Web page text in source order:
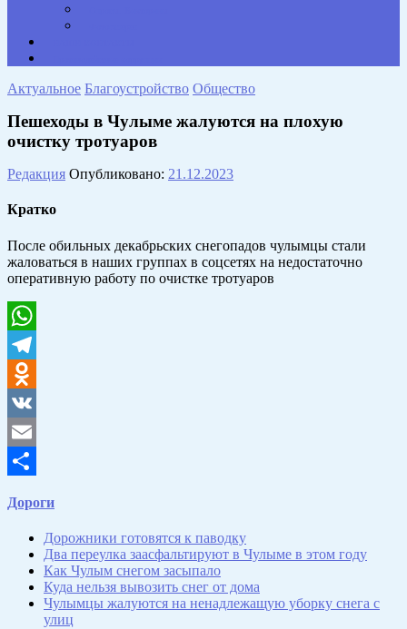
Актуальное Благоустройство Общество
Пешеходы в Чулыме жалуются на плохую
очистку тротуаров
Редакция Опубликовано: 21.12.2023
Кратко
После обильных декабрьских снегопадов чулымцы стали
жаловаться в наших группах в соцсетях на недостаточно
оперативную работу по очистке тротуаров
WhatsApp
Telegram
Odnoklassniki
VK
Email
Дороги
Дорожники готовятся к паводку
Два переулка заасфальтируют в Чулыме в этом году
Как Чулым снегом засыпало
Куда нельзя вывозить снег от дома
Чулымцы жалуются на ненадлежащую уборку снега с
улиц